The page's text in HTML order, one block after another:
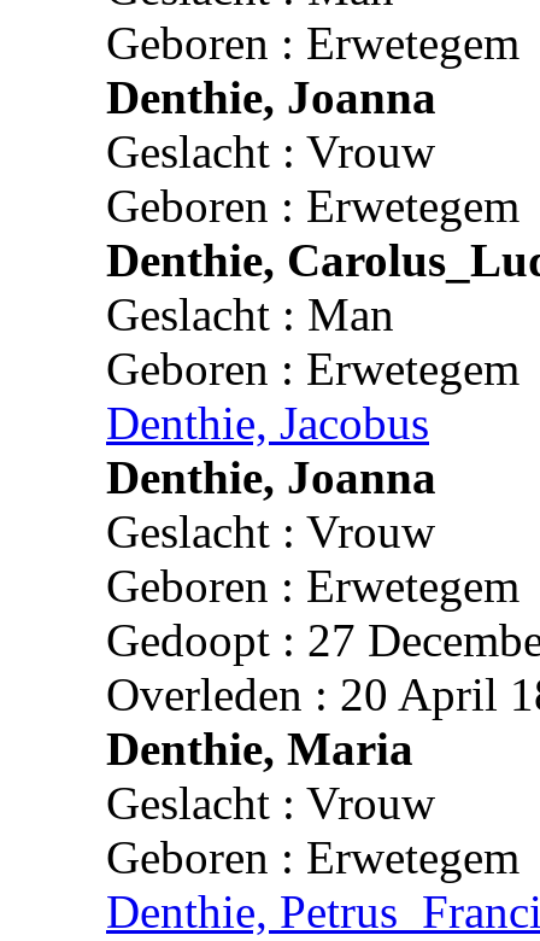
Geboren : Erwetegem
Denthie, Joanna
Geslacht : Vrouw
Geboren : Erwetegem
Denthie,
Geslacht : Man
Geboren : Erwetegem
Denthie, Jacobus
Denthie, Joanna
Geslacht : Vrouw
Geboren : Erwetegem
Gedoopt : 27
Overleden : 20 April
Denthie, Maria
Geslacht : Vrouw
Geboren : Erwetegem
Denthie,